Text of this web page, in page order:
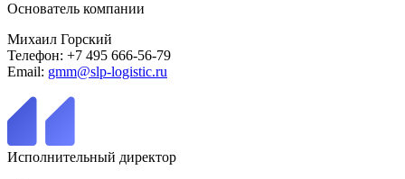
Основатель компании
Михаил Горский
Телефон: +7 495 666-56-79
Email: gmm@slp-logistic.ru
Исполнительный директор